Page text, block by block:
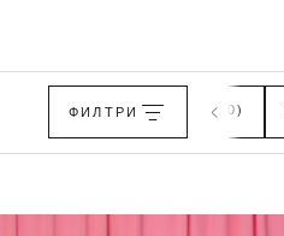
ФИЛТРИ
ПАНТАЛОНИ (150)